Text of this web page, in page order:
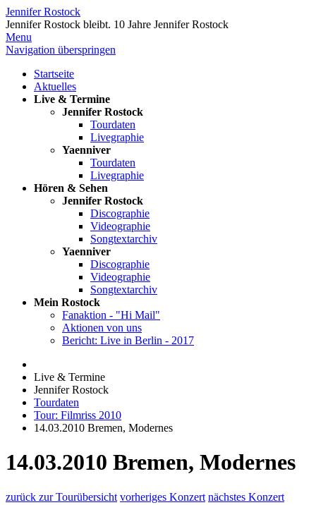
Jennifer Rostock
Jennifer Rostock bleibt. 10 Jahre Jennifer Rostock
Menu
Navigation überspringen
Startseite
Aktuelles
Live & Termine
Jennifer Rostock
Tourdaten
Livegraphie
Yaenniver
Tourdaten
Livegraphie
Hören & Sehen
Jennifer Rostock
Discographie
Videographie
Songtextarchiv
Yaenniver
Discographie
Videographie
Songtextarchiv
Mein Rostock
Fanaktion - "Hi Mail"
Aktionen von uns
Bericht: Live in Berlin - 2017
Live & Termine
Jennifer Rostock
Tourdaten
Tour: Filmriss 2010
14.03.2010 Bremen, Modernes
14.03.2010 Bremen, Modernes
zurück zur Tourübersicht vorheriges Konzert nächstes Konzert